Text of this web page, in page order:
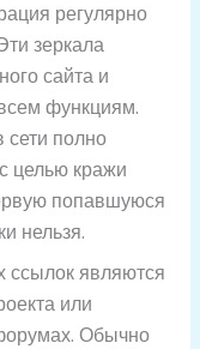
регулярно
зеркала
сайта и
функциям.
сети полно
целью кражи
попавшуюся
нельзя.
ссылок являются
или
Обычно